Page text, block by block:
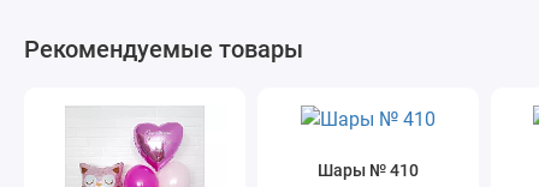
Рекомендуемые товары
Шары № 410